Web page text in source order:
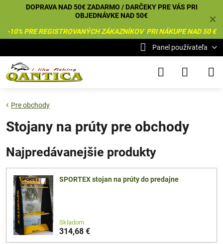
✕
DOPRAVA NAD 50€ ZADARMO / DARČEKY PRE VÁS PRI
OBJEDNÁVKE NAD 50€
-10% PRE REGISTROVANÝCH ZÁKAZNÍKOV PRI NÁKUPE NAD 50 €
Panel používateľa
Pre obchody
Stojany na prúty pre obchody
Najpredávanejšie produkty
SPORTEX stojan na prúty do predajne
Skladom
314,68 €